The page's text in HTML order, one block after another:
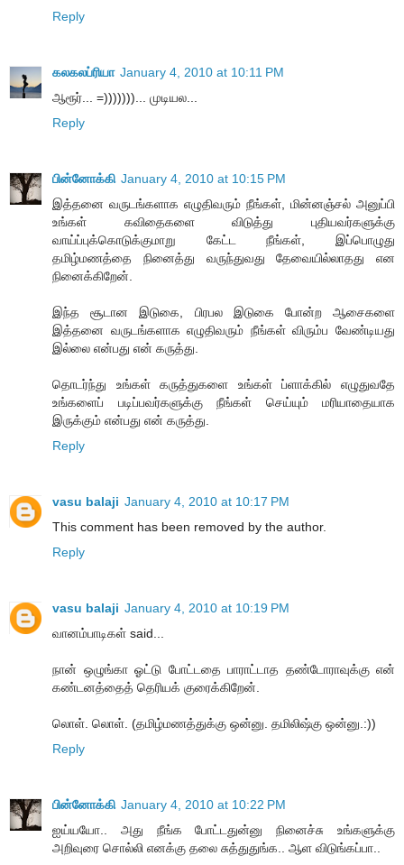
Reply
கலகலப்ரியா January 4, 2010 at 10:11 PM
ஆரூர்... =)))))))... முடியல...
Reply
பின்னோக்கி January 4, 2010 at 10:15 PM
இத்தனை வருடங்களாக எழுதிவரும் நீங்கள், மின்னஞ்சல் அனுப்பி
உங்கள் கவிதைகளை விடுத்து புதியவர்களுக்கு
வாய்ப்புக்கொடுக்குமாறு கேட்ட நீங்கள், இப்பொழுது
தமிழ்மணத்தை நினைத்து வருந்துவது தேவையில்லாதது என
நினைக்கிறேன்.
இந்த சூடான இடுகை, பிரபல இடுகை போன்ற ஆசைகளை
இத்தனை வருடங்களாக எழுதிவரும் நீங்கள் விரும்ப வேண்டியது
இல்லை என்பது என் கருத்து.
தொடர்ந்து உங்கள் கருத்துகளை உங்கள் ப்ளாக்கில் எழுதுவதே
உங்களைப் படிப்பவர்களுக்கு நீங்கள் செய்யும் மரியாதையாக
இருக்கும் என்பது என் கருத்து.
Reply
vasu balaji January 4, 2010 at 10:17 PM
This comment has been removed by the author.
Reply
vasu balaji January 4, 2010 at 10:19 PM
வானம்பாடிகள் said...
நான் ஒழுங்கா ஓட்டு போட்டதை பாராட்டாத தண்டோராவுக்கு என்
கண்டனத்தைத் தெரியக் குரைக்கிறேன்.
லொள். லொள். (தமிழ்மணத்துக்கு ஒன்னு. தமிலிஷ்கு ஒன்னு.:))
Reply
பின்னோக்கி January 4, 2010 at 10:22 PM
ஐய்யயோ.. அது நீங்க போட்டதுன்னு நினைச்சு உங்களுக்கு
அறிவுரை சொல்லி எனக்கு தலை சுத்துதுங்க.. ஆள விடுங்கப்பா..